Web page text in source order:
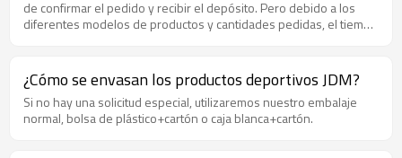
de confirmar el pedido y recibir el depósito. Pero debido a los
diferentes modelos de productos y cantidades pedidas, el tiempo
de envío esperada será determinada por el producto con el
tiempo de entrega más largo.
¿Cómo se envasan los productos deportivos JDM?
Si no hay una solicitud especial, utilizaremos nuestro embalaje
normal, bolsa de plástico+cartón o caja blanca+cartón.